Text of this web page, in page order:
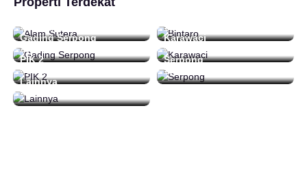
48 Daftar 16 Daftar
Gading Serpong
212 Daftar
Karawaci
0 Daftar
PIK 2
0 Daftar
Serpong
15 Daftar
Lainnya
92 Daftar